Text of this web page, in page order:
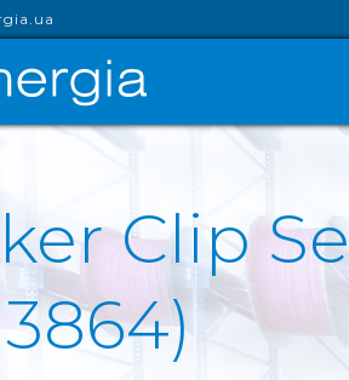
Clip